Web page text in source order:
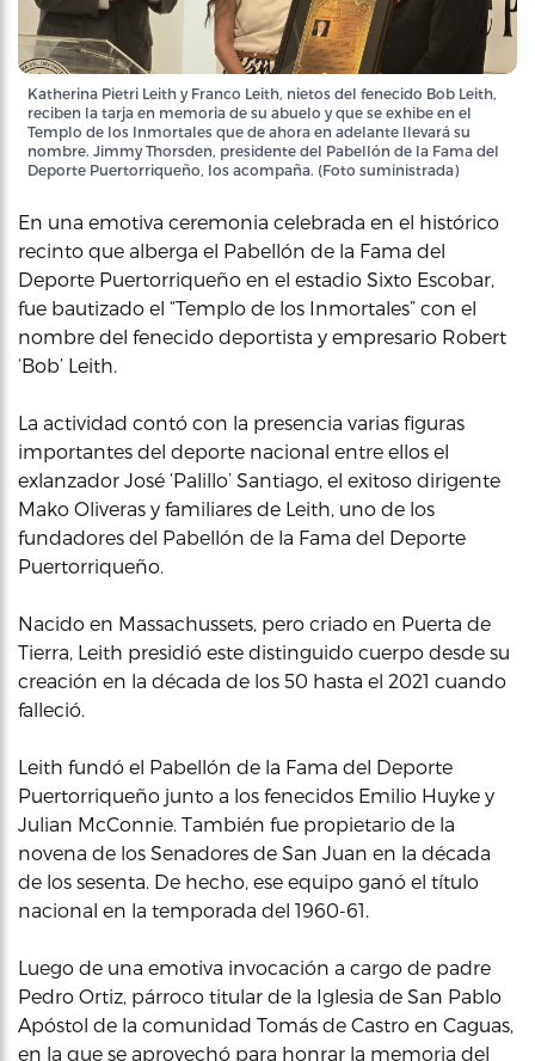
Katherina Pietri Leith y Franco Leith, nietos del fenecido Bob Leith,
reciben la tarja en memoria de su abuelo y que se exhibe en el
Templo de los Inmortales que de ahora en adelante llevará su
nombre. Jimmy Thorsden, presidente del Pabellón de la Fama del
Deporte Puertorriqueño, los acompaña. (Foto suministrada)
En una emotiva ceremonia celebrada en el histórico
recinto que alberga el Pabellón de la Fama del
Deporte Puertorriqueño en el estadio Sixto Escobar,
fue bautizado el “Templo de los Inmortales” con el
nombre del fenecido deportista y empresario Robert
‘Bob’ Leith.
La actividad contó con la presencia varias figuras
importantes del deporte nacional entre ellos el
exlanzador José ‘Palillo’ Santiago, el exitoso dirigente
Mako Oliveras y familiares de Leith, uno de los
fundadores del Pabellón de la Fama del Deporte
Puertorriqueño.
Nacido en Massachussets, pero criado en Puerta de
Tierra, Leith presidió este distinguido cuerpo desde su
creación en la década de los 50 hasta el 2021 cuando
falleció.
Leith fundó el Pabellón de la Fama del Deporte
Puertorriqueño junto a los fenecidos Emilio Huyke y
Julian McConnie. También fue propietario de la
novena de los Senadores de San Juan en la década
de los sesenta. De hecho, ese equipo ganó el título
nacional en la temporada del 1960-61.
Luego de una emotiva invocación a cargo de padre
Pedro Ortiz, párroco titular de la Iglesia de San Pablo
Apóstol de la comunidad Tomás de Castro en Caguas,
en la que se aprovechó para honrar la memoria del